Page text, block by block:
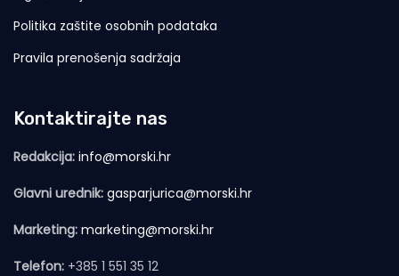
Politika zaštite osobnih podataka
Pravila prenošenja sadržaja
Kontaktirajte nas
Redakcija: info@morski.hr
Glavni urednik: gasparjurica@morski.hr
Marketing: marketing@morski.hr
Telefon: +385 1 551 35 12